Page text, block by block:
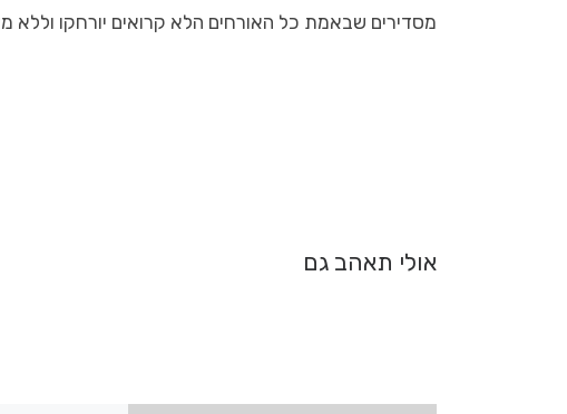
מסדירים שבאמת כל האורחים הלא קרואים יורחקו וללא
אולי תאהב גם